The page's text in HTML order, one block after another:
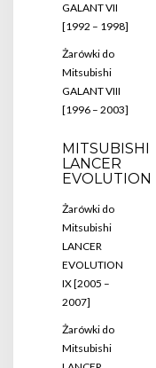
GALANT VII
[1992 – 1998]
Żarówki do
Mitsubishi
GALANT VIII
[1996 – 2003]
MITSUBISHI
LANCER
EVOLUTION
Żarówki do
Mitsubishi
LANCER
EVOLUTION
IX [2005 –
2007]
Żarówki do
Mitsubishi